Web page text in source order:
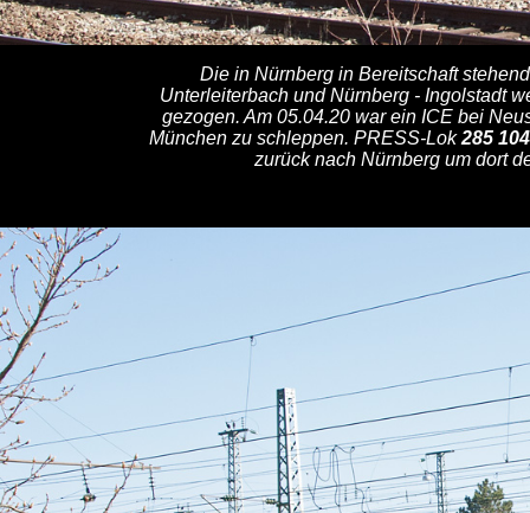
Die in Nürnberg in Bereitschaft
Unterleiterbach und Nürnberg - Ingolstadt
gezogen. Am 05.04.20 war ein ICE bei
München zu schleppen. PRESS-Lok285 104
zurück nach Nürnberg um dort